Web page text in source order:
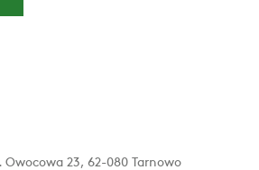
Owocowa 23, 62-080 Tarnowo